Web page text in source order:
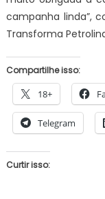
campanha linda”,
Transforma
Compartilhe isso:
18+
Telegram
Curtir isso: